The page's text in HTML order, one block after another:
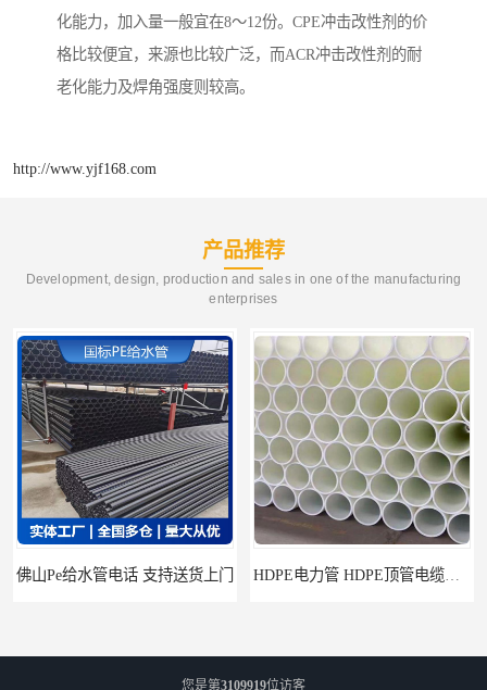
化能力，加入量一般宜在8～12份。CPE冲击改性剂的价
格比较便宜，来源也比较广泛，而ACR冲击改性剂的耐
老化能力及焊角强度则较高。
http://www.yjf168.com
产品推荐
Development, design, production and sales in one of the manufacturing
enterprises
给水管电话 支持送货上门 HDPE电力管 HDPE顶管电缆管保护套管
您是第3109919位访客